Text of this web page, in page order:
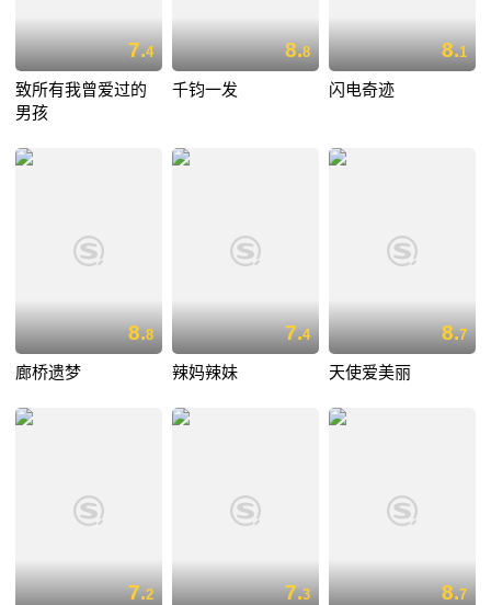
7.4
致所有我曾爱过的
男孩
8.8
千钧一发
8.1
闪电奇迹
8.8
廊桥遗梦
7.4
辣妈辣妹
8.7
天使爱美丽
7.2 7.3 8.7